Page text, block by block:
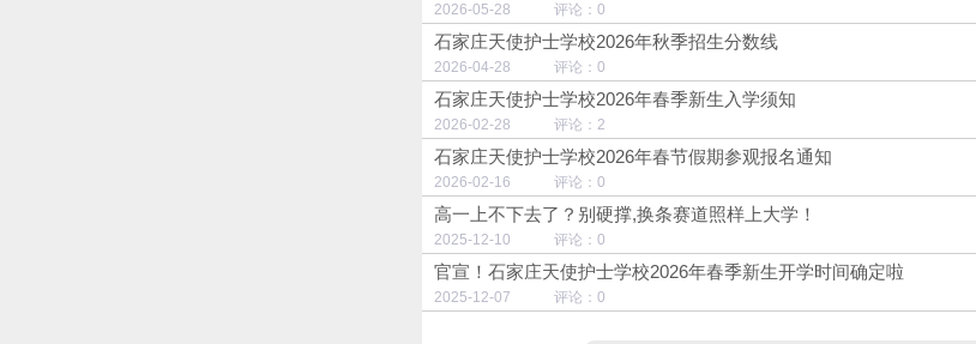
2026-05-28 评论：0
石家庄天使护士学校2026年秋季招生分数线
2026-04-28 评论：0
石家庄天使护士学校2026年春季新生入学须知
2026-02-28 评论：2
石家庄天使护士学校2026年春节假期参观报名通知
2026-02-16 评论：0
高一上不下去了？别硬撑,换条赛道照样上大学！
2025-12-10 评论：0
官宣！石家庄天使护士学校2026年春季新生开学时间确定啦
2025-12-07 评论：0